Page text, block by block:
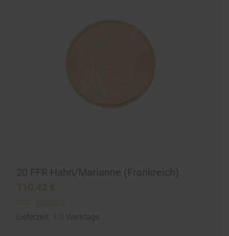
20 FFR Hahn/Marianne (Frankreich)
710,42 €
zzgl.
Versand
Lieferzeit: 1-3 Werktage